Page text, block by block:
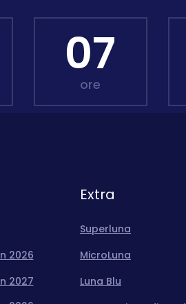
07
ore
2026
2027
Extra
Superluna
MicroLuna
Luna Blu